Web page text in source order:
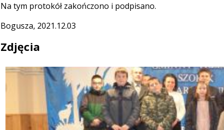
Na tym protokół zakończono i podpisano.
Bogusza, 2021.12.03
Zdjęcia